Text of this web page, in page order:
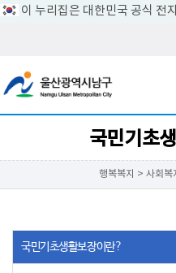
이 누리집은 대한민국 공식 전
참여
남구
행복복지 > 사회복
국민기초
국민기초생활보장이란?